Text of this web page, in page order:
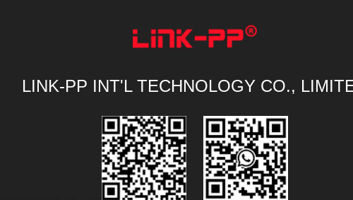
LINK-PP INT'L TECHNOLOGY CO.,